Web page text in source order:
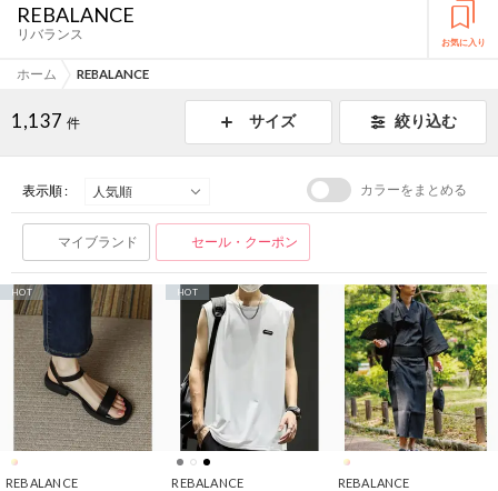
REBALANCE
リバランス お気に入り
ホーム REBALANCE
1,137 件 サイズ 絞り込む
表示順 : カラーをまとめる
マイブランド セール・クーポン
REBALANCE
HOT
REBALANCE
HOT
REBALANCE